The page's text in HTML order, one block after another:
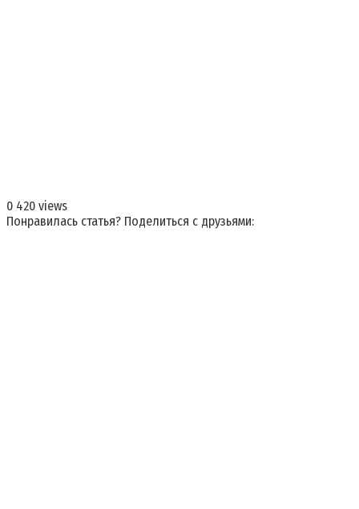
0 420 views
Понравилась статья? Поделиться с друзьями: